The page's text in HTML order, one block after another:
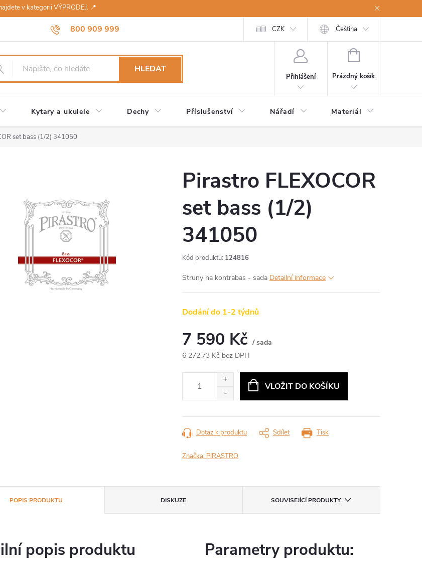
v kategorii VÝPRODEJ. 📍
800 909 999
Návody a údržba Reklamace Odstoupení od kupní smlouvy
CZK Čeština
HLEDAT
Přihlášení
NÁKUPNÍ
Prázdný košík
Kytary a ukulele Dechy Příslušenství Nářadí Materiál
set bass (1/2) 341050
Pirastro FLEXOCOR
set bass (1/2)
341050
Kód produktu: 124816
Struny na kontrabas - sada Detailní informace
Dodání do 1-2 týdnů
7 590 Kč / sada
6 272,73 Kč bez DPH
VLOŽIT DO KOŠÍKU
Tisk
Dotaz k produktu Sdílet
Značka: PIRASTRO
POPIS PRODUKTU DISKUZE SOUVISEJÍCÍ PRODUKTY
popis produktu Parametry produktu: